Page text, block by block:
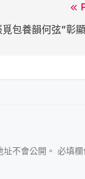
覓包養韻何弦”彰
不會公開。 必填